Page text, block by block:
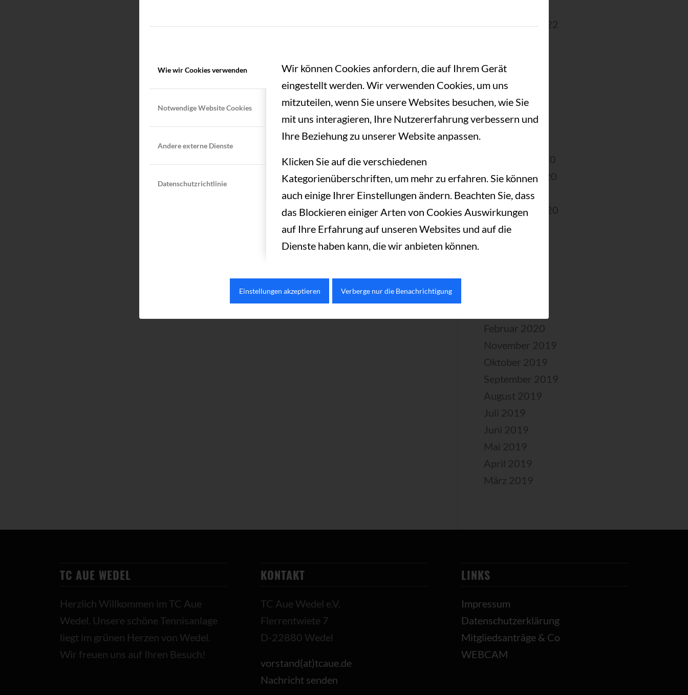
Wie wir Cookies verwenden
Notwendige Website Cookies
Andere externe Dienste
Datenschutzrichtlinie
Wir können Cookies anfordern, die auf Ihrem Gerät
eingestellt werden. Wir verwenden Cookies, um uns
mitzuteilen, wenn Sie unsere Websites besuchen, wie Sie
mit uns interagieren, Ihre Nutzererfahrung verbessern und
Ihre Beziehung zu unserer Website anpassen.
Klicken Sie auf die verschiedenen
Kategorienüberschriften, um mehr zu erfahren. Sie können
auch einige Ihrer Einstellungen ändern. Beachten Sie, dass
das Blockieren einiger Arten von Cookies Auswirkungen
auf Ihre Erfahrung auf unseren Websites und auf die
Dienste haben kann, die wir anbieten können.
Einstellungen akzeptieren Verberge nur die Benachrichtigung
September 2022
Mai 2022
August 2021
Mai 2021
April 2021
Dezember 2020
November 2020
Oktober 2020
September 2020
August 2020
Februar 2020
November 2019
Oktober 2019
September 2019
August 2019
Juli 2019
Juni 2019
Mai 2019
April 2019
März 2019
TC AUE WEDEL
Herzlich Willkommen im TC Aue
Wedel. Unsere schöne Tennisanlage
liegt im grünen Herzen von Wedel.
Wir freuen uns auf Ihren Besuch!
KONTAKT
TC Aue Wedel e.V.
Flerrentwiete 7
D-22880 Wedel
vorstand(at)tcaue.de
Nachricht senden
LINKS
Impressum
Datenschutzerklärung
Mitgliedsanträge & Co
WEBCAM